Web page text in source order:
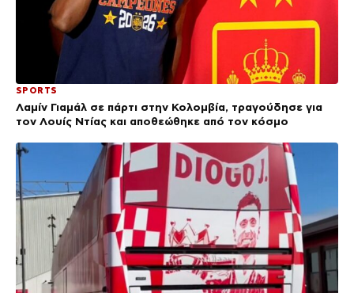
SPORTS
Λαμίν Γιαμάλ σε πάρτι στην Κολομβία, τραγούδησε για
τον Λουίς Ντίας και αποθεώθηκε από τον κόσμο